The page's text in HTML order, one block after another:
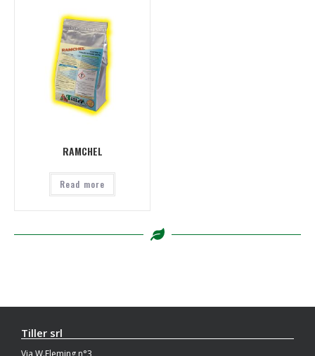
RAMCHEL
Read more
Tiller srl
Via W.Fleming n°3